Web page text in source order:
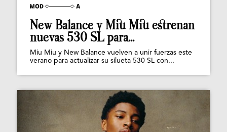
New Balance y Miu Miu estrenan
nuevas 530 SL para...
Miu Miu y New Balance vuelven a unir fuerzas este
verano para actualizar su silueta 530 SL con...